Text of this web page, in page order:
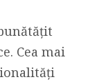
Cea mai